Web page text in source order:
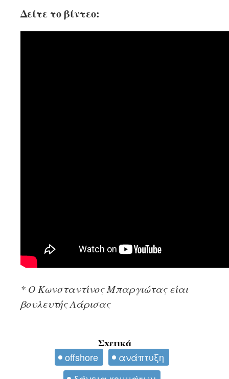
Δείτε το βίντεο:
* Ο Κωνσταντίνος Μπαργιώτας είαι
βουλευτής Λάρισας
Σχετικά
offshore
ανάπτυξη